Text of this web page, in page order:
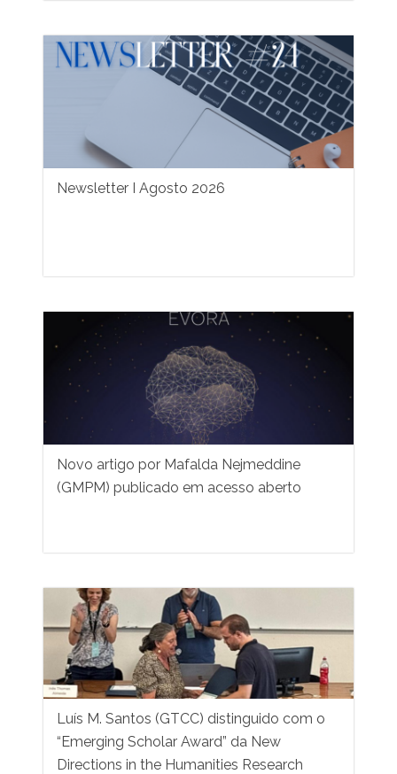
Newsletter I Agosto 2026
Novo artigo por Mafalda Nejmeddine
(GMPM) publicado em acesso aberto
Luís M. Santos (GTCC) distinguido com o
“Emerging Scholar Award” da New
Directions in the Humanities Research